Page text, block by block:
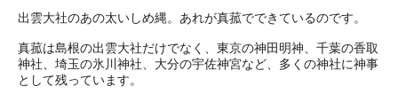
出雲大社のあの太いしめ縄。あれが真菰でできているのです。
真菰は島根の出雲大社だけでなく、東京の神田明神、千葉の香取
神社、埼玉の氷川神社、大分の宇佐神宮など、多くの神社に神事
として残っています。